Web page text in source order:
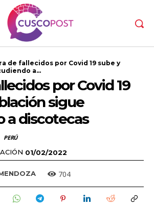
de fallecidos por Covid 19 sube y
a...
por Covid 19
sigue
a discotecas
PERÚ
01/02/2022
704